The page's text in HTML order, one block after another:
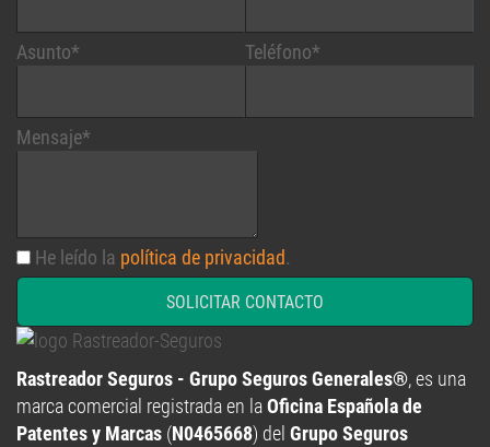
Asunto* Teléfono*
Mensaje*
He leído la política de privacidad.
SOLICITAR CONTACTO
Rastreador Seguros - Grupo Seguros Generales®, es una
marca comercial registrada en laOficina Española de
Patentes y Marcas (N0465668) del Grupo Seguros